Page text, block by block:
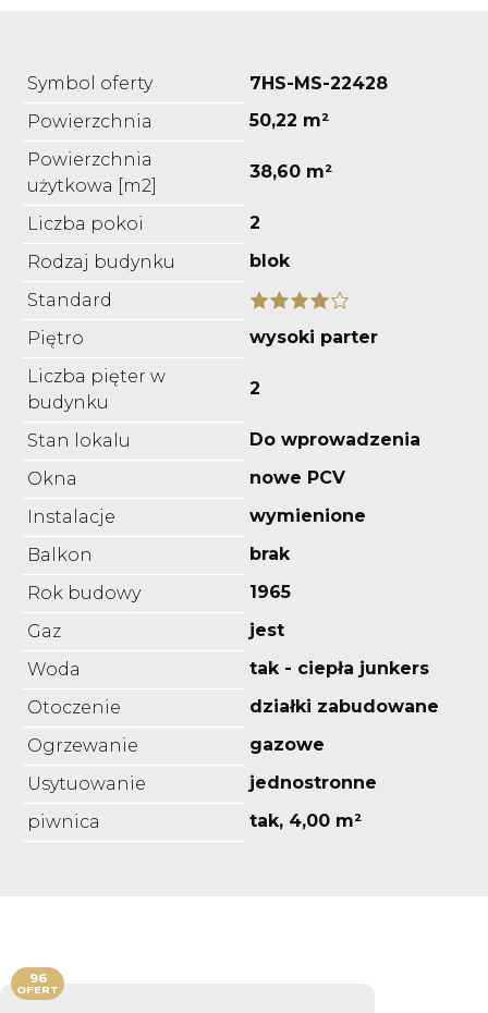
Symbol oferty
7HS-MS-22428
Powierzchnia
50,22 m²
Powierzchnia
użytkowa [m2]
38,60 m²
Liczba pokoi
2
Rodzaj budynku
blok
Standard
Piętro
wysoki parter
Liczba pięter w
budynku
2
Stan lokalu
Do wprowadzenia
Okna
nowe PCV
Instalacje
wymienione
Balkon
brak
Rok budowy
1965
Gaz
jest
Woda
tak - ciepła junkers
Otoczenie
działki zabudowane
Ogrzewanie
gazowe
Usytuowanie
jednostronne
piwnica
tak, 4,00 m²
96
OFERT